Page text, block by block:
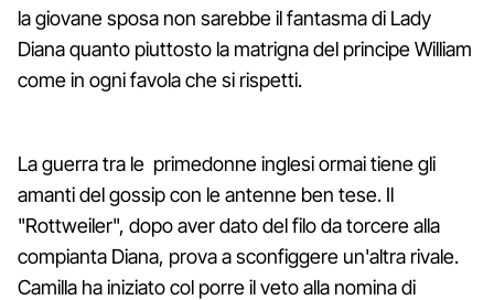
la giovane sposa non sarebbe il fantasma di Lady
Diana quanto piuttosto la matrigna del principe William
come in ogni favola che si rispetti.
La guerra tra le primedonne inglesi ormai tiene gli
amanti del gossip con le antenne ben tese. Il
"Rottweiler", dopo aver dato del filo da torcere alla
compianta Diana, prova a sconfiggere un'altra rivale.
Camilla ha iniziato col porre il veto alla nomina di